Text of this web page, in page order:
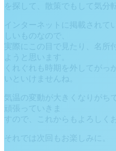
を探して、散策でもして気分
インターネットに掲載されて
しいものなので、
実際にこの目で見たり、名所
ようと思います。
くれぐれも時期を外してがっ
いといけませんね。
気温の変動が大きくなりがち
頑張っていきま
すので、これからもよろしく
それでは次回もお楽しみに。